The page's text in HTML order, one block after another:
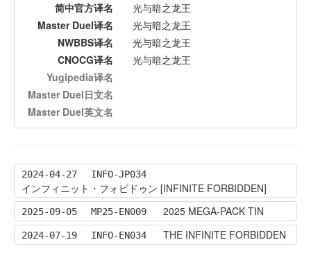
简中官方译名
光与暗之龙王
Master Duel译名
光与暗之龙王
NWBBS译名
光与暗之龙王
CNOCG译名
光与暗之龙王
Yugipedia译名
Master Duel日文名
Master Duel英文名
2024-04-27 INFO-JP034
インフィニット・フォビドゥン [INFINITE FORBIDDEN]
2025-09-05 MP25-EN009 2025 MEGA-PACK TIN
2024-07-19 INFO-EN034 THE INFINITE FORBIDDEN